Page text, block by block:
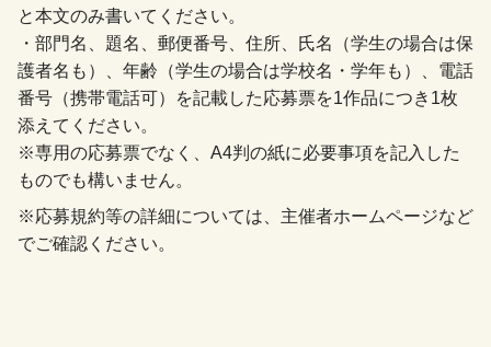
と本文のみ書いてください。
・部門名、題名、郵便番号、住所、氏名（学生の場合は保
護者名も）、年齢（学生の場合は学校名・学年も）、電話
番号（携帯電話可）を記載した応募票を1作品につき1枚
添えてください。
※専用の応募票でなく、A4判の紙に必要事項を記入した
ものでも構いません。
※応募規約等の詳細については、主催者ホームページなど
でご確認ください。